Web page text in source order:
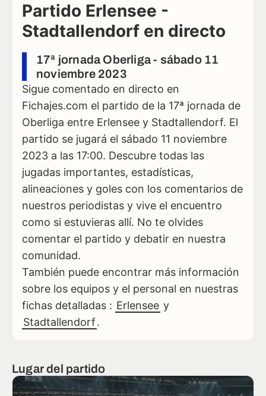
Partido Erlensee -
Stadtallendorf en directo
17ª jornada Oberliga - sábado 11
noviembre 2023
Sigue comentado en directo en
Fichajes.com el partido de la 17ª jornada de
Oberliga entre Erlensee y Stadtallendorf. El
partido se jugará el sábado 11 noviembre
2023 a las 17:00. Descubre todas las
jugadas importantes, estadísticas,
alineaciones y goles con los comentarios de
nuestros periodistas y vive el encuentro
como si estuvieras allí. No te olvides
comentar el partido y debatir en nuestra
comunidad.
También puede encontrar más información
sobre los equipos y el personal en nuestras
fichas detalladas : Erlensee y
Stadtallendorf.
Lugar del partido